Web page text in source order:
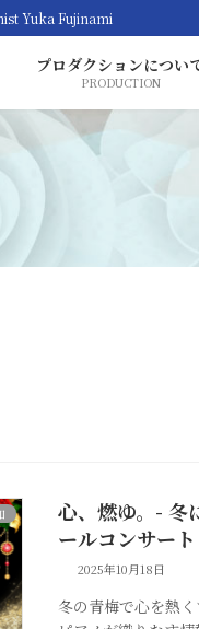
Yuka Fujinami
プロダクションについ
PRODUCTION
心、燃ゆ。- 冬
ールコンサー
2025年10月18日
冬の青梅で心を熱